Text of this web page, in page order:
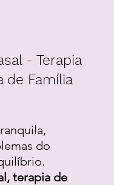
- Terapia
de Família
do
terapia de